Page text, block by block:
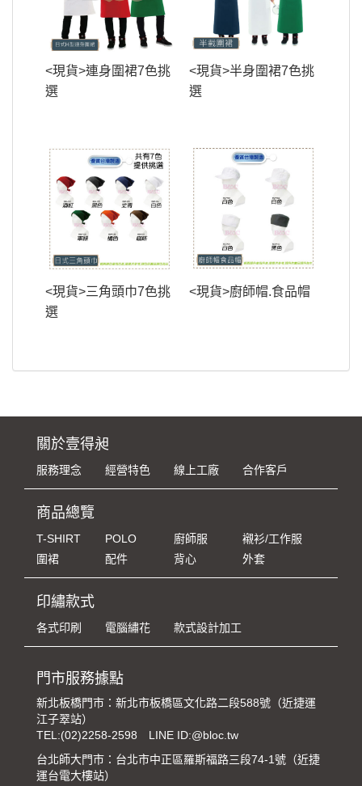
<現貨>連身圍裙7色挑
選
<現貨>半身圍裙7色挑
選
<現貨>三角頭巾7色挑
選
<現貨>廚師帽.食品帽
關於壹得昶
服務理念 經營特色 線上工廠 合作客戶
商品總覽
T-SHIRT POLO 廚師服
襯衫/工作服
圍裙
配件 背心 外套
印繡款式
各式印刷 電腦繡花 款式設計加工
門市服務據點
新北板橋門市：新北市板橋區文化路二段588號（近捷運
江子翠站）
TEL:(02)2258-2598
LINE ID:@bloc.tw
台北師大門市：台北市中正區羅斯福路三段74-1號（近捷
運台電大樓站）